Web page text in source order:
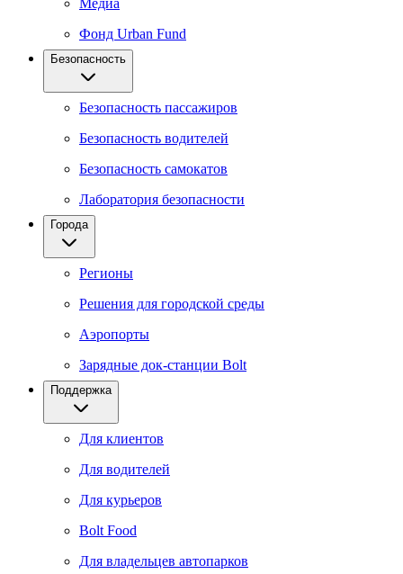
Медиа
Фонд Urban Fund
Безопасность
Безопасность пассажиров
Безопасность водителей
Безопасность самокатов
Лаборатория безопасности
Города
Регионы
Решения для городской среды
Аэропорты
Зарядные док-станции Bolt
Поддержка
Для клиентов
Для водителей
Для курьеров
Bolt Food
Для владельцев автопарков